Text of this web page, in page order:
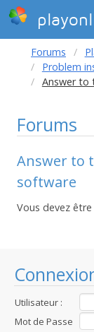
Utilisateur :
Mot de Passe
Forums
Problem
Answer to
Forums
Answer to
software
Vous devez